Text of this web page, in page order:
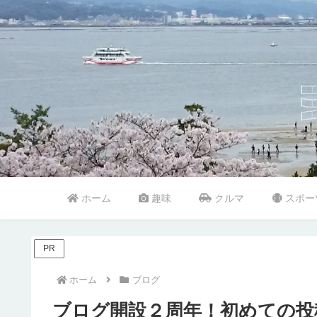
ホーム 趣味 クルマ スポー
PR
ホーム ブログ
ブログ開設２周年！初めての